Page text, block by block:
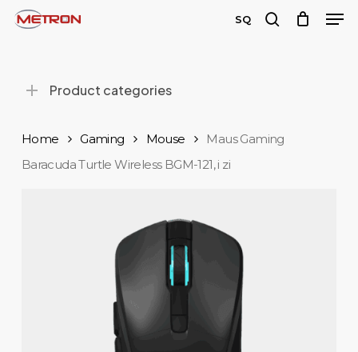
Skip
content
SQ
Product categories
Home Gaming Mouse
Maus Gaming
Baracuda Turtle Wireless BGM-121, i zi